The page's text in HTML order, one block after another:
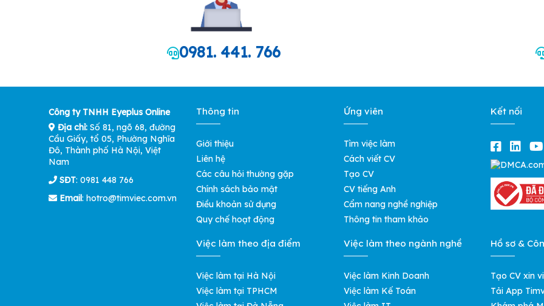
0981. 441. 766
Công ty TNHH Eyeplus Online
Địa chỉ: Số 81, ngõ 68, đường
Cầu Giấy, tổ 05, Phường Nghĩa
Đô, Thành phố Hà Nội, Việt
Nam
SĐT: 0981 448 766
Email: hotro@timviec.com.vn
Thông tin
Giới thiệu
Liên hệ
Các câu hỏi thường gặp
Chính sách bảo mật
Điều khoản sử dụng
Quy chế hoạt động
Ứng viên
Tìm việc làm
Cách viết CV
Tạo CV
CV tiếng Anh
Cẩm nang nghề nghiệp
Thông tin tham khảo
Kết nối
Việc làm theo địa điểm
Việc làm tại Hà Nội
Việc làm tại TPHCM
Việc làm theo ngành nghề
Việc làm Kinh Doanh
Việc làm Kế Toán
Hồ sơ &
Tạo CV xin
Tải App